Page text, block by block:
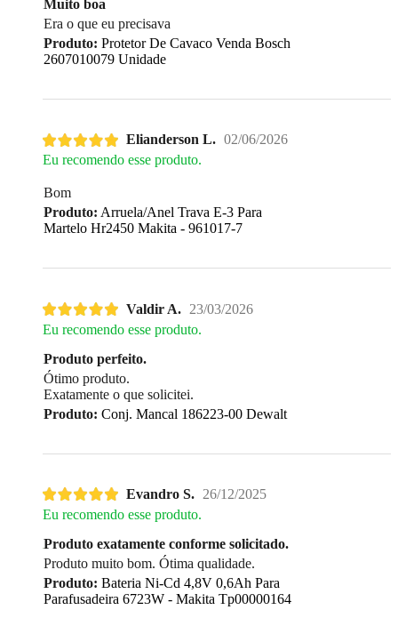
Muito boa
Era o que eu precisava
Produto: Protetor De Cavaco Venda Bosch
2607010079 Unidade
Elianderson L. 02/06/2026
Eu recomendo esse produto.
Bom
Produto: Arruela/Anel Trava E-3 Para
Martelo Hr2450 Makita - 961017-7
Valdir A. 23/03/2026
Eu recomendo esse produto.
Produto perfeito.
Ótimo produto.
Exatamente o que solicitei.
Produto: Conj. Mancal 186223-00 Dewalt
Evandro S. 26/12/2025
Eu recomendo esse produto.
Produto exatamente conforme solicitado.
Produto muito bom. Ótima qualidade.
Produto: Bateria Ni-Cd 4,8V 0,6Ah Para
Parafusadeira 6723W - Makita Tp00000164